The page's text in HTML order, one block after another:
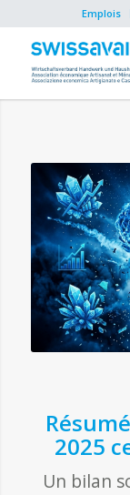
Emplois
2025
Un bilan